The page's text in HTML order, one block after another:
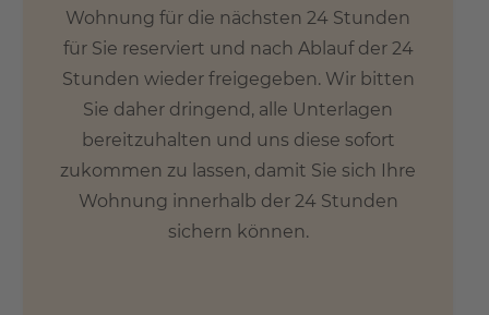
Wohnung für die nächsten 24 Stunden
für Sie reserviert und nach Ablauf der 24
Stunden wieder freigegeben. Wir bitten
Sie daher dringend, alle Unterlagen
bereitzuhalten und uns diese sofort
zukommen zu lassen, damit Sie sich Ihre
Wohnung innerhalb der 24 Stunden
sichern können.